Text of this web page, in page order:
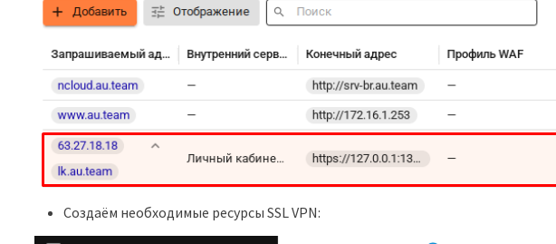
Создаём необходимые ресурсы SSL VPN: